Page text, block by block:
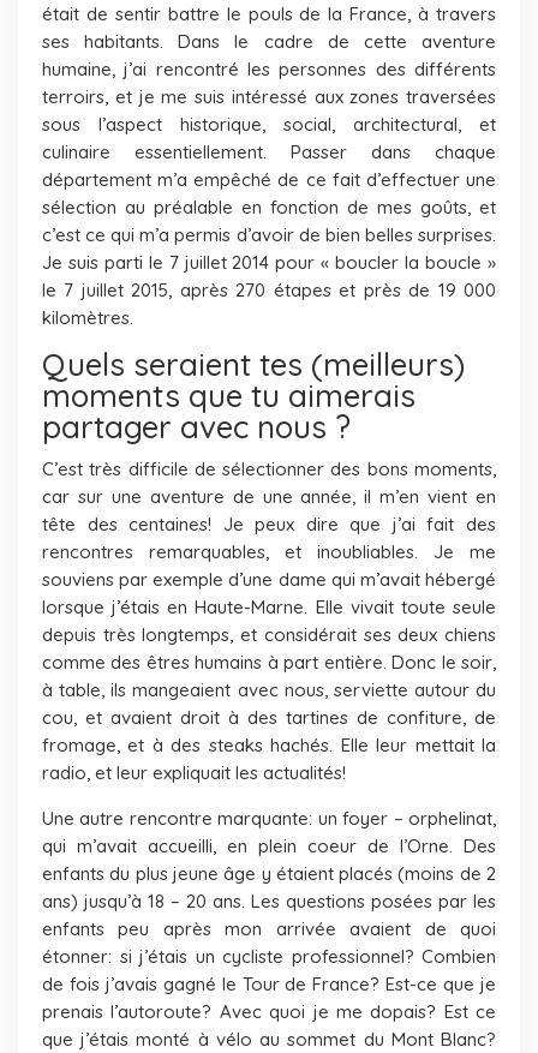
était de sentir battre le pouls de la France, à travers
ses habitants. Dans le cadre de cette aventure
humaine, j’ai rencontré les personnes des différents
terroirs, et je me suis intéressé aux zones traversées
sous l’aspect historique, social, architectural, et
culinaire essentiellement. Passer dans chaque
département m’a empêché de ce fait d’effectuer une
sélection au préalable en fonction de mes goûts, et
c’est ce qui m’a permis d’avoir de bien belles surprises.
Je suis parti le 7 juillet 2014 pour « boucler la boucle »
le 7 juillet 2015, après 270 étapes et près de 19 000
kilomètres.
Quels seraient tes (meilleurs)
moments que tu aimerais
partager avec nous ?
C’est très difficile de sélectionner des bons moments,
car sur une aventure de une année, il m’en vient en
tête des centaines! Je peux dire que j’ai fait des
rencontres remarquables, et inoubliables. Je me
souviens par exemple d’une dame qui m’avait hébergé
lorsque j’étais en Haute-Marne. Elle vivait toute seule
depuis très longtemps, et considérait ses deux chiens
comme des êtres humains à part entière. Donc le soir,
à table, ils mangeaient avec nous, serviette autour du
cou, et avaient droit à des tartines de confiture, de
fromage, et à des steaks hachés. Elle leur mettait la
radio, et leur expliquait les actualités!
Une autre rencontre marquante: un foyer – orphelinat,
qui m’avait accueilli, en plein coeur de l’Orne. Des
enfants du plus jeune âge y étaient placés (moins de 2
ans) jusqu’à 18 – 20 ans. Les questions posées par les
enfants peu après mon arrivée avaient de quoi
étonner: si j’étais un cycliste professionnel? Combien
de fois j’avais gagné le Tour de France? Est-ce que je
prenais l’autoroute? Avec quoi je me dopais? Est ce
que j’étais monté à vélo au sommet du Mont Blanc?